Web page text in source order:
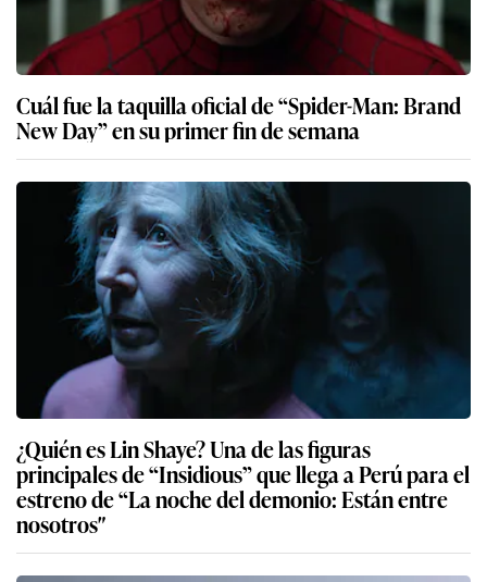
Cuál fue la taquilla oficial de “Spider-Man: Brand
New Day” en su primer fin de semana
¿Quién es Lin Shaye? Una de las figuras
principales de “Insidious” que llega a Perú para el
estreno de “La noche del demonio: Están entre
nosotros″